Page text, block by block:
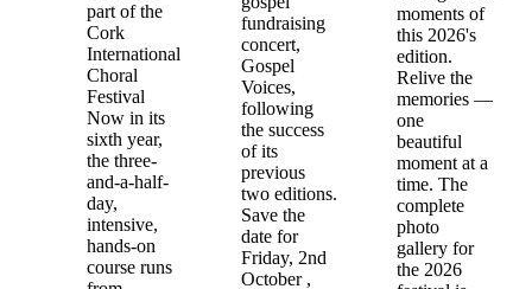
part of the
Cork
International
Choral
Festival
Now in its
sixth year,
the three-
and-a-half-
day,
intensive,
hands-on
course runs
fundraising
concert,
Gospel
Voices,
following
the success
of its
previous
two editions.
Save the
date for
Friday, 2nd
October ,
moments of
this 2026's
edition.
Relive the
memories —
one
beautiful
moment at a
time. The
complete
photo
gallery for
the 2026